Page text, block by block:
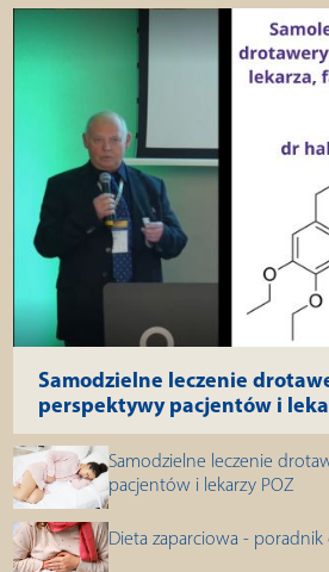
Samodzielne leczenie
perspektywy pacjentów i
Samodzielne leczenie
pacjentów i lekarzy POZ
Dieta zaparciowa -